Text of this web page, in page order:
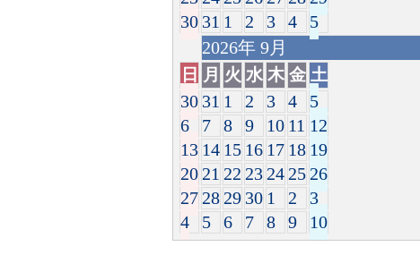
30 31 1 2 3 4
5
2026年 9月
日 月 火 水 木 金 土
30 31 1 2 3 4
5
6
7 8 9 10 11 12
13 14 15 16 17 18 19
20 21 22 23 24 25 26
27 28 29 30 1 2
3
4
5 6 7 8 9 10